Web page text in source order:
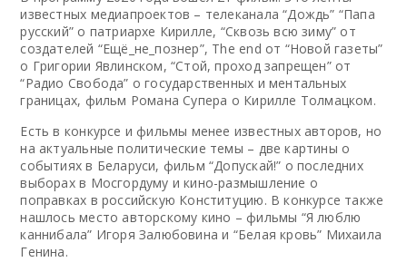
известных медиапроектов – телеканала “Дождь” “Папа
русский” о патриархе Кирилле, “Сквозь всю зиму” от
создателей “Ещё_не_познер”, The end от “Новой газеты”
о Григории Явлинском, “Стой, проход запрещен” от
“Радио Свобода” о государственных и ментальных
границах, фильм Романа Супера о Кирилле Толмацком.
Есть в конкурсе и фильмы менее известных авторов, но
на актуальные политические темы – две картины о
событиях в Беларуси, фильм “Допускай!” о последних
выборах в Мосгордуму и кино-размышление о
поправках в российскую Конституцию. В конкурсе также
нашлось место авторскому кино – фильмы “Я люблю
каннибала” Игоря Залюбовина и “Белая кровь” Михаила
Генина.